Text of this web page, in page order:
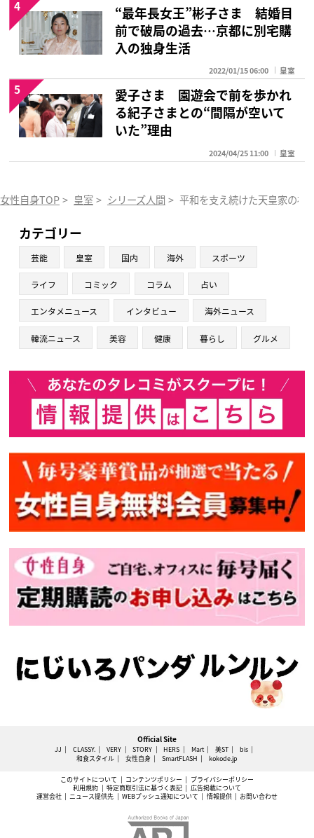
“最年長女王”彬子さま 結婚目
前で破局の過去…京都に別宅購
入の独身生活
2022/01/15 06:00 皇室
4
愛子さま 園遊会で前を歩かれ
る紀子さまとの“間隔が空いて
いた”理由
2024/04/25 11:00 皇室
5
女性自身TOP > 皇室 > シリーズ人間 > 平和を支え続けた天皇家の祈
カテゴリー
芸能 皇室 国内 海外 スポーツ
ライフ コミック コラム 占い
エンタメニュース インタビュー 海外ニュース
韓流ニュース 美容 健康 暮らし グルメ
Official Site
JJ CLASSY. VERY STORY HERS Mart 美ST
bis
和食スタイル
女性自身 SmartFLASH kokode.jp
このサイトについて コンテンツポリシー
プライバシーポリシー
利用規約
特定商取引法に基づく表記
広告掲載について
運営会社
ニュース提供先 WEBプッシュ通知について 情報提供 お問い合わせ